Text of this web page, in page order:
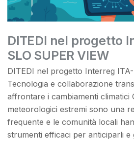
DITEDI nel progetto
SLO SUPER VIEW
DITEDI nel progetto Interreg
Tecnologia e collaborazione
affrontare i cambiamenti climatici
meteorologici estremi sono una
frequente e le comunità locali
strumenti efficaci per anticiparli e